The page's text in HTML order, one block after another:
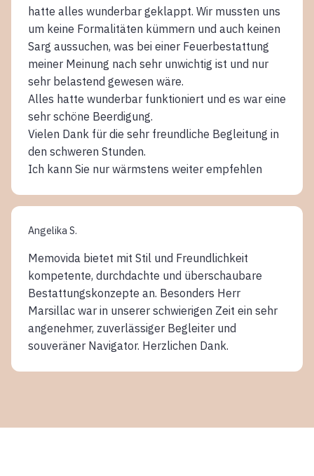
hatte alles wunderbar geklappt. Wir mussten uns
um keine Formalitäten kümmern und auch keinen
Sarg aussuchen, was bei einer Feuerbestattung
meiner Meinung nach sehr unwichtig ist und nur
sehr belastend gewesen wäre.
Alles hatte wunderbar funktioniert und es war eine
sehr schöne Beerdigung.
Vielen Dank für die sehr freundliche Begleitung in
den schweren Stunden.
Ich kann Sie nur wärmstens weiter empfehlen
Angelika S.
Memovida bietet mit Stil und Freundlichkeit
kompetente, durchdachte und überschaubare
Bestattungskonzepte an. Besonders Herr
Marsillac war in unserer schwierigen Zeit ein sehr
angenehmer, zuverlässiger Begleiter und
souveräner Navigator. Herzlichen Dank.